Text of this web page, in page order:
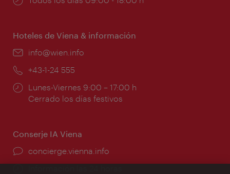
Hoteles de Viena & información
e-
info@wien.info
Teléfono:
+43-1-24 555
Horarios
de
Lunes-Viernes 9:00 – 17:00 h
Cerrado los días festivos
Conserje IA Viena
concierge.vienna.info